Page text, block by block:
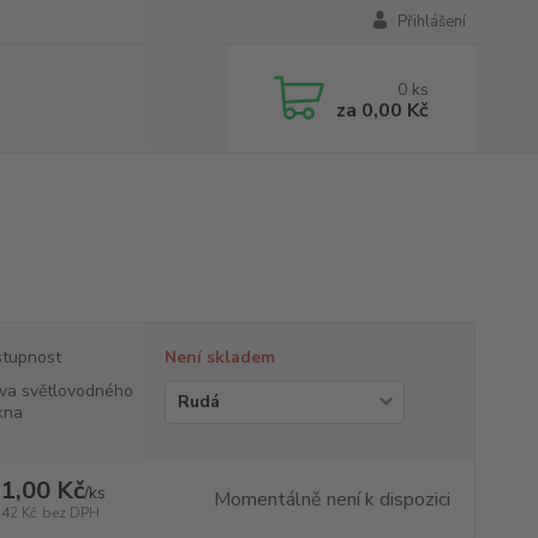
Přihlášení
0 ks
za 0,00 Kč
Není skladem
světlovodného
Kč/ks
Kč bez DPH Momentálně není k dispozici